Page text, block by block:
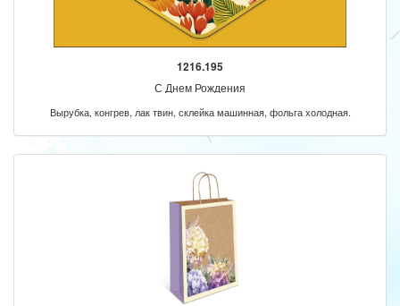
1216.195
С Днем Рождения
Вырубка, конгрев, лак твин, склейка машинная, фольга холодная.